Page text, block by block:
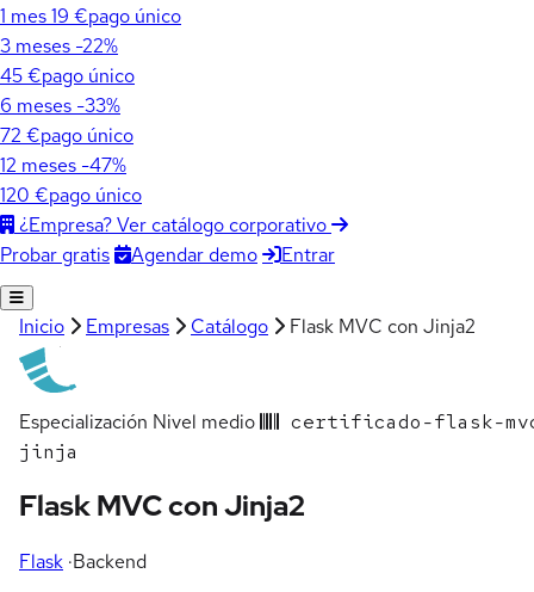
1 mes19 €pago único
3 meses -22%
45 €pago único
6 meses -33%
72 €pago único
12 meses -47%
120 €pago único
¿Empresa? Ver catálogo corporativo
Probar gratis
Agendar demo Entrar
Inicio Empresas Catálogo Flask MVC con Jinja2
Especialización Nivel medio
certificado-flask-
jinja
Flask MVC con Jinja2
Flask ·Backend